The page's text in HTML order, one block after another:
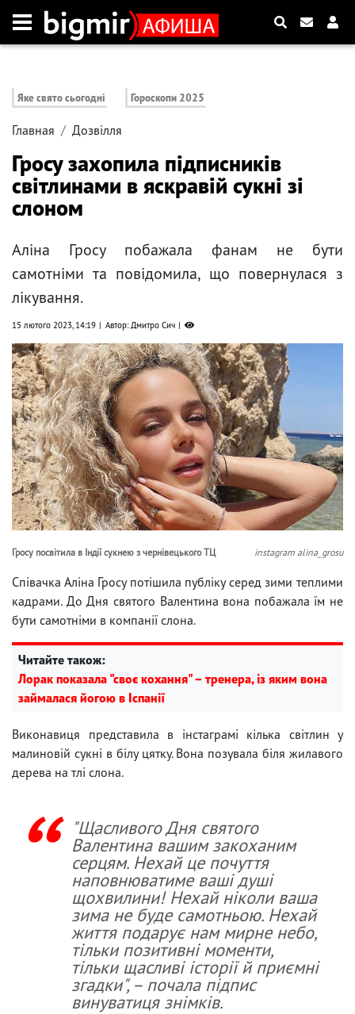
Яке свято сьогодні Гороскопи 2025
Главная Дозвілля
Гросу захопила підписників
світлинами в яскравій сукні зі
слоном
Аліна Гросу побажала фанам не бути
самотніми та повідомила, що повернулася з
лікування.
15 лютого 2023, 14:19 Автор: Дмитро Сич
Гросу посвітила в Індії сукнею з чернівецького ТЦ instagram alina_grosu
Співачка Аліна Гросу потішила публіку серед зими теплими
кадрами. До Дня святого Валентина вона побажала їм не
бути самотніми в компанії слона.
Читайте також:
Лорак показала "своє кохання" – тренера, із яким вона
займалася йогою в Іспанії
Виконавиця представила в інстаграмі кілька світлин у
малиновій сукні в білу цятку. Вона позувала біля жилавого
дерева на тлі слона.
"Щасливого Дня святого
Валентина вашим закоханим
серцям. Нехай це почуття
наповнюватиме ваші душі
щохвилини! Нехай ніколи ваша
зима не буде самотньою. Нехай
життя подарує нам мирне небо,
тільки позитивні моменти,
тільки щасливі історії й приємні
згадки", – почала підпис
винуватиця знімків.